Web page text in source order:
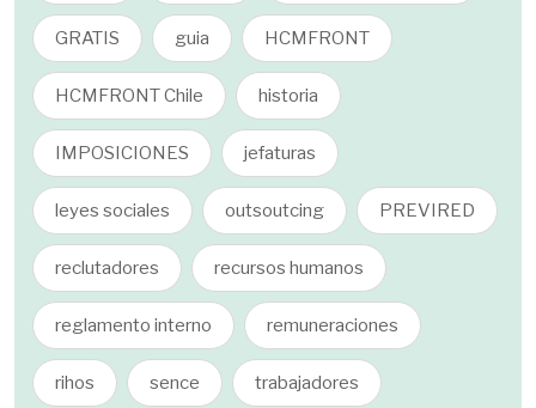
GRATIS guia HCMFRONT
HCMFRONT Chile historia
IMPOSICIONES jefaturas
leyes sociales outsoutcing PREVIRED
reclutadores recursos humanos
reglamento interno remuneraciones
rihos sence trabajadores